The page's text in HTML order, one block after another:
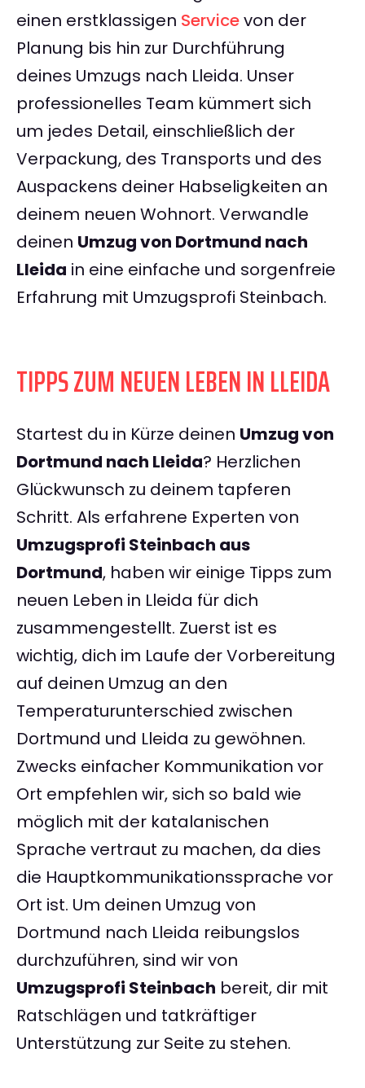
einen erstklassigen Servicevon der
Planung bis hin zur Durchführung
deines Umzugs nach Lleida. Unser
professionelles Team kümmert sich
um jedes Detail, einschließlich der
Verpackung, des Transports und des
Auspackens deiner Habseligkeiten an
deinem neuen Wohnort. Verwandle
deinen Umzug von Dortmund nach
Lleida in eine einfache und sorgenfreie
Erfahrung mit Umzugsprofi Steinbach.
TIPPS ZUM NEUEN LEBEN IN LLEIDA
Startest du in Kürze deinen Umzug von
Dortmund nach Lleida? Herzlichen
Glückwunsch zu deinem tapferen
Schritt. Als erfahrene Experten von
Umzugsprofi Steinbach aus
Dortmund, haben wir einige Tipps zum
neuen Leben in Lleida für dich
zusammengestellt. Zuerst ist es
wichtig, dich im Laufe der Vorbereitung
auf deinen Umzug an den
Temperaturunterschied zwischen
Dortmund und Lleida zu gewöhnen.
Zwecks einfacher Kommunikation vor
Ort empfehlen wir, sich so bald wie
möglich mit der katalanischen
Sprache vertraut zu machen, da dies
die Hauptkommunikationssprache vor
Ort ist. Um deinen Umzug von
Dortmund nach Lleida reibungslos
durchzuführen, sind wir von
Umzugsprofi Steinbach bereit, dir mit
Ratschlägen und tatkräftiger
Unterstützung zur Seite zu stehen.